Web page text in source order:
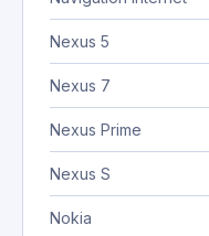
Nexus 5
Nexus 7
Nexus Prime
Nexus S
Nokia